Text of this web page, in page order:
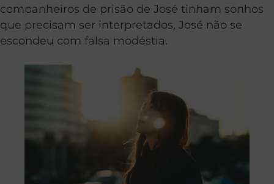
companheiros de prisão de José tinham sonhos
que precisam ser interpretados, José não se
escondeu com falsa modéstia.